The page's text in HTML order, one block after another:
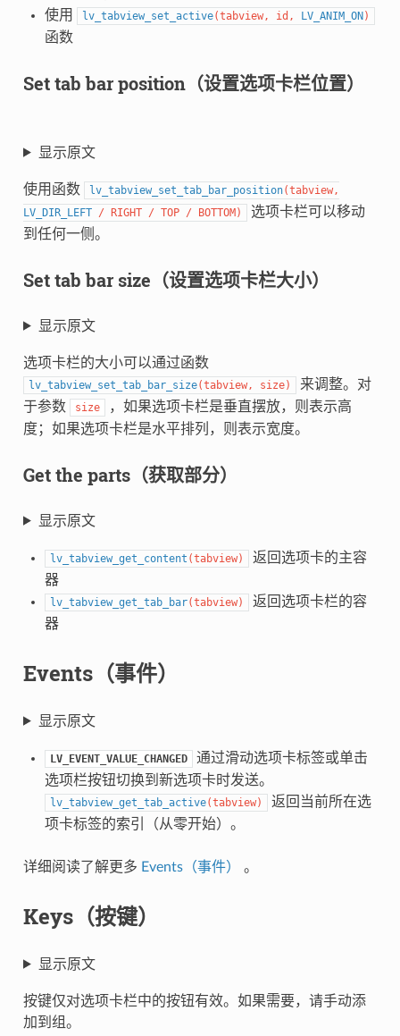
使用
lv_tabview_set_active(tabview, id , LV_ANIM_ON)
函数
Set tab bar position（设置选项卡栏位置）
显示原文
使用函数 lv_tabview_set_tab_bar_position(tabview,
LV_DIR_LEFT / RIGHT / TOP / BOTTOM)
选项卡栏可以移动
到任何一侧。
Set tab bar size（设置选项卡栏大小）
显示原文
选项卡栏的大小可以通过函数
lv_tabview_set_tab_bar_size(tabview, size)
来调整。对
于参数
size
，如果选项卡栏是垂直摆放，则表示高
度；如果选项卡栏是水平排列，则表示宽度。
Get the parts（获取部分）
显示原文
lv_tabview_get_content (tabview)
返回选项卡的主容
器
lv_tabview_get_tab_bar(tabview)
返回选项卡栏的容
器
Events（事件）
显示原文
LV_EVENT_VALUE_CHANGED
通过滑动选项卡标签或单击
选项栏按钮切换到新选项卡时发送。
lv_tabview_get_tab_active(tabview)
返回当前所在选
项卡标签的索引（从零开始）。
详细阅读了解更多 Events（事件） 。
Keys（按键）
显示原文
按键仅对选项卡栏中的按钮有效。如果需要，请手动添
加到组。